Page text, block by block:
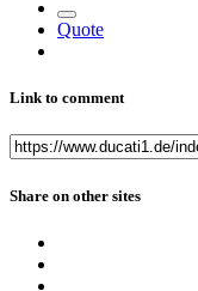
Quote
Link to comment
Share on other sites